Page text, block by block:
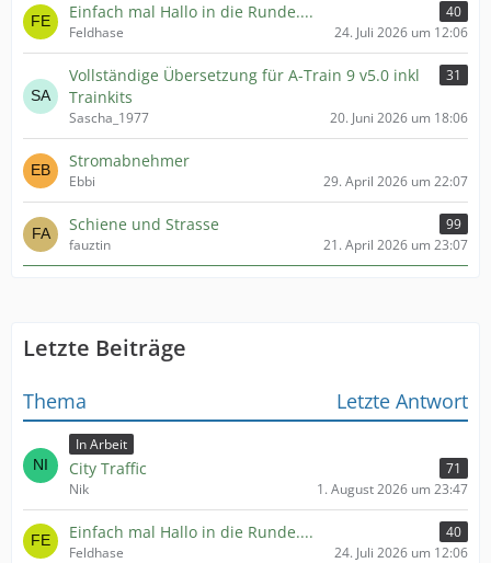
Einfach mal Hallo in die Runde....
40
Feldhase
24. Juli 2026 um 12:06
Vollständige Übersetzung für A-Train 9 v5.0 inkl
Trainkits
31
Sascha_1977 20. Juni 2026 um 18:06
Stromabnehmer
Ebbi 29. April 2026 um 22:07
Schiene und Strasse
99
fauztin
21. April 2026 um 23:07
Letzte Beiträge
Thema Letzte Antwort
In Arbeit
City Traffic
71
Nik
1. August 2026 um 23:47
Einfach mal Hallo in die Runde....
40
Feldhase
24. Juli 2026 um 12:06